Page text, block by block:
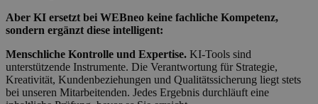
Aber KI ersetzt bei WEBneo keine fachliche Kompetenz,
sondern ergänzt diese intelligent:
Menschliche Kontrolle und Expertise. KI-Tools sind
unterstützende Instrumente. Die Verantwortung für Strategie,
Kreativität, Kundenbeziehungen und Qualitätssicherung liegt stets
bei unseren Mitarbeitenden. Jedes Ergebnis durchläuft eine